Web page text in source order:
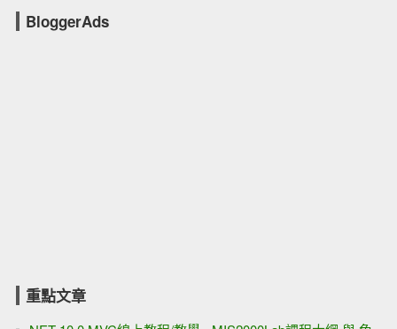
BloggerAds
重點文章